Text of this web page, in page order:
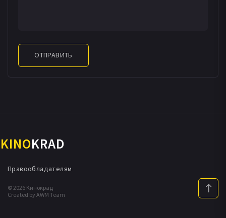
ОТПРАВИТЬ
KINOKRAD
© 2026 Кинокрад
Created by AWM Team
Правообладателям